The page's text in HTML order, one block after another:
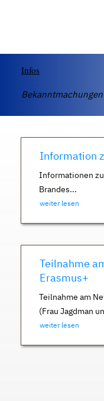
Infos
Information
Informationen
Brandes...
weiter lesen
Teilnahme
Erasmus+
Teilnahme am
(Frau Jagdman
weiter lesen